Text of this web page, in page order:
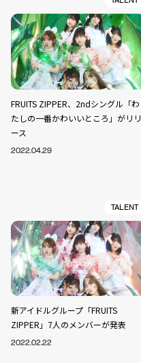
FRUITS ZIPPER、2ndシングル「わ
たしの一番かわいいところ」がリリ
ース
2022.04.29
TALENT
新アイドルグループ「FRUITS
ZIPPER」7人のメンバーが発表
2022.02.22